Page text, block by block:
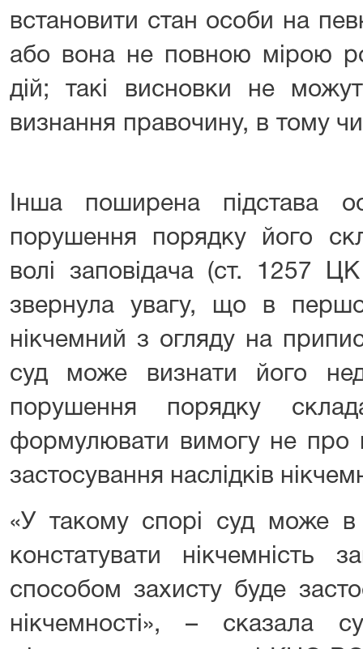
встановити стан особи на
або вона не повною мірою
дій; такі висновки не
визнання правочину, в тому
Інша поширена підстава
порушення порядку його
волі заповідача (ст. 1257
звернула увагу, що в
нікчемний з огляду на
суд може визнати його
порушення порядку
формулювати вимогу не про
застосування наслідків
«У такому спорі суд може в
констатувати нікчемність
способом захисту буде
нікчемності», – сказала